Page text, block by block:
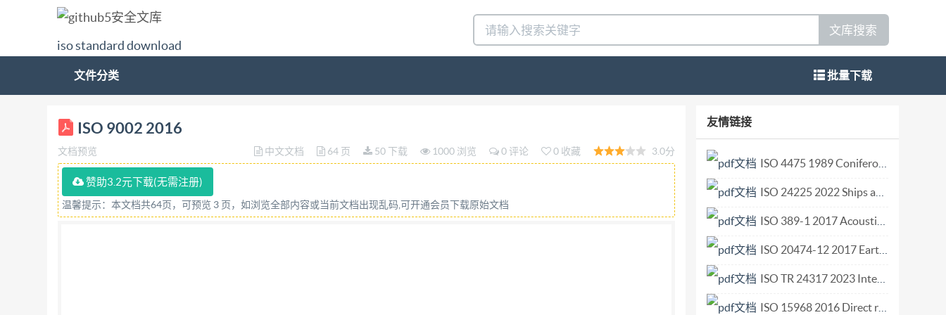
iso standard download
文库搜索
文件分类 批量下载
Número de referencia PU UNIT -ISO/TS 9 002:2016 INSTITUTO URUGUAYO DE NORMAS TÉCNICAS PU UNIT -ISO/TS 9002:201 6 Edición 201 6-11-
15 Sistemas de gestión de la calidad – Directrices para la aplicación de la Norma ISO 9001:2015 (ISO /TS 9002 :201 6, IDT ) Quality mana gement systems
— Guidelines for the application of ISO 9001:2015 Systèmes de management de la qualité — Lignes directrices pour l’application de l’ISO 9001:2015
PROYECTO El INSTITUTO URUGUAYO DE NORMAS TÉCNICAS ha publicado en noviembre de 2016 el proyecto PU UNIT -ISO/TS 900 2:201 6;
Sistemas de gestión de la calidad – Directrices para la aplicación de la Norma ISO 9001:2015. El texto de este proyecto de Norma UNIT -ISO/TS
corresponde a la traducción idéntica de la Especificación Técnica ISO/TS 9002 la que ha sido publicado por UNIT sin modificaciones . A los efectos de la
aplicación de este proyecto Norma UNIT -ISO/TS las referencias normativas de la Especificación Téc nica ISO/TS 9002 original se ajustan a las indicadas
en la siguiente tabla: Referencia original ISO/TS Se aplica ISO 9001:2015 UNIT -ISO 9001:2015 ISO 9000 :2015 UNIT -ISO 9000 :2015 En la siguiente
tabla se indica la correspondencia entre la Bibliografí a de la norma ISO /TS y documentos editados por UNIT. Bibliografía ISO /TS Documentos UNIT
ISO 9004 UNIT -ISO 9004 ISO 10001 UNIT -ISO 10001 ISO 10002 UNIT -ISO 10002 ISO 10003 UNIT -ISO 10003 ISO 1000 4 UNIT -ISO 1000 4 ISO
ISO 9002 2016
文档预览 中文文档 64 页 50 下载 1000 浏览 0 评论 0 收藏 3.0分
赞助3.2元下载(无需注册)
温馨提示：本文档共64页，可预览 3 页，如浏览全部内容或当前文档出现乱码,可开通会员下载原始文档
友情链接
ISO 4475 1989 Coniferous and broadleaved tree sawlogs — Visible defects — Measurement.pdf
ISO 24225 2022 Ships and marine technology — Pneumatic quick-closing control devices.pdf
ISO 389-1 2017 Acoustics Reference zero for the calibration of audiometric equipment Part 1 Reference equivalent threshold sound pressure levels for pure tones and supra-aural earphones.pdf
ISO 20474-12 2017 Earth-moving machinery — Safety — Part 12 Requirements for cable excavators.pdf
ISO TR 24317 2023 Intelligent transport systems — Mobility integration — Mobility in.pdf
ISO 15968 2016 Direct reduced iron — Determination of apparent density and water absorption of hot briquetted iron (HBI).pdf